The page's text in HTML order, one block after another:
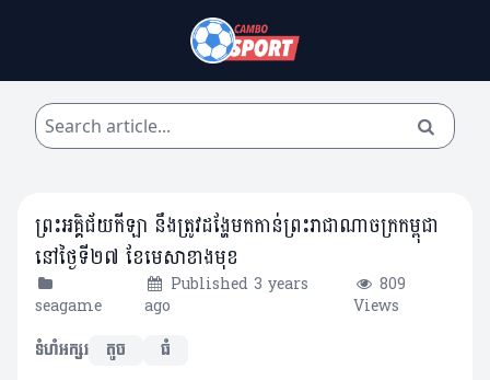
ព្រះអគ្គិជ័យកីឡា នឹងត្រូវដង្ហែមកកាន់ព្រះរាជាណាចក្រកម្ពុជា
នៅថ្ងៃទី២៧ ខែមេសាខាងមុខ
seagame
Published 3 years
ago
809
Views
ទំហំអក្សរ
តូច ធំ